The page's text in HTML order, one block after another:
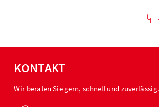
KONTAKT
Wir beraten Sie gern, schnell und zuverlässig.